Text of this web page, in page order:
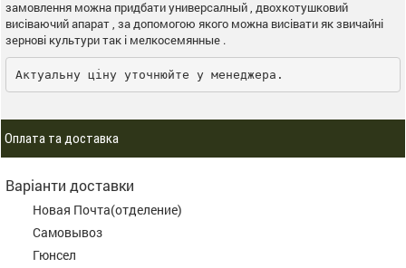
замовлення можна придбати универсалный , двохкотушковий
висіваючий апарат , за допомогою якого можна висівати як звичайні
зернові культури так і мелкосемянные .
Актуальну ціну уточнюйте у менеджера.
Оплата та доставка
Варіанти доставки
Новая Почта(отделение)
Самовывоз
Гюнсел